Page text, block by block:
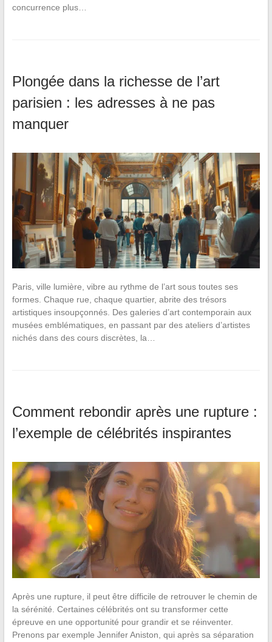
concurrence plus…
Plongée dans la richesse de l’art
parisien : les adresses à ne pas
manquer
Paris, ville lumière, vibre au rythme de l’art sous toutes ses
formes. Chaque rue, chaque quartier, abrite des trésors
artistiques insoupçonnés. Des galeries d’art contemporain aux
musées emblématiques, en passant par des ateliers d’artistes
nichés dans des cours discrètes, la…
Comment rebondir après une rupture :
l’exemple de célébrités inspirantes
Après une rupture, il peut être difficile de retrouver le chemin de
la sérénité. Certaines célébrités ont su transformer cette
épreuve en une opportunité pour grandir et se réinventer.
Prenons par exemple Jennifer Aniston, qui après sa séparation